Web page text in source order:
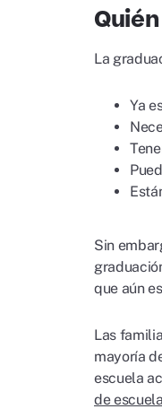
La
Ya
Sin
que aún
Las
mayoría
escuela
de